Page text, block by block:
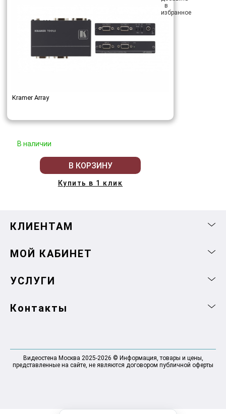
Kramer Array
В наличии
В КОРЗИНУ
Купить в 1 клик
КЛИЕНТАМ
МОЙ КАБИНЕТ
УСЛУГИ
Контакты
Видеостена Москва 2025-2026 © Информация, товары и цены,
представленные на сайте, не являются договором публичной оферты